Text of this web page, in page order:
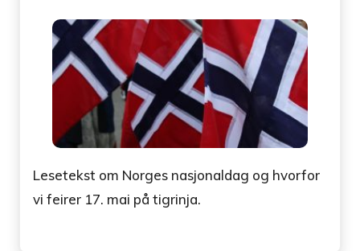
Lesetekst om Norges nasjonaldag og hvorfor
vi feirer 17. mai på tigrinja.